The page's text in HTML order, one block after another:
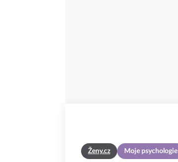
Ženy.cz Moje psychologie